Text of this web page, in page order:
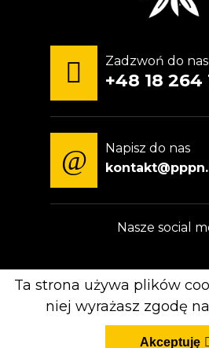
Ta strona używa plików
niej wyrażasz zgodę
Akceptuję
Zadzwoń do nas
+48 18 264
Napisz do nas
Nasze social
© Copyright 2024-2026 -
Realizacja